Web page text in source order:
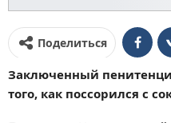
Поделиться
Заключенный
того, как поссорился с